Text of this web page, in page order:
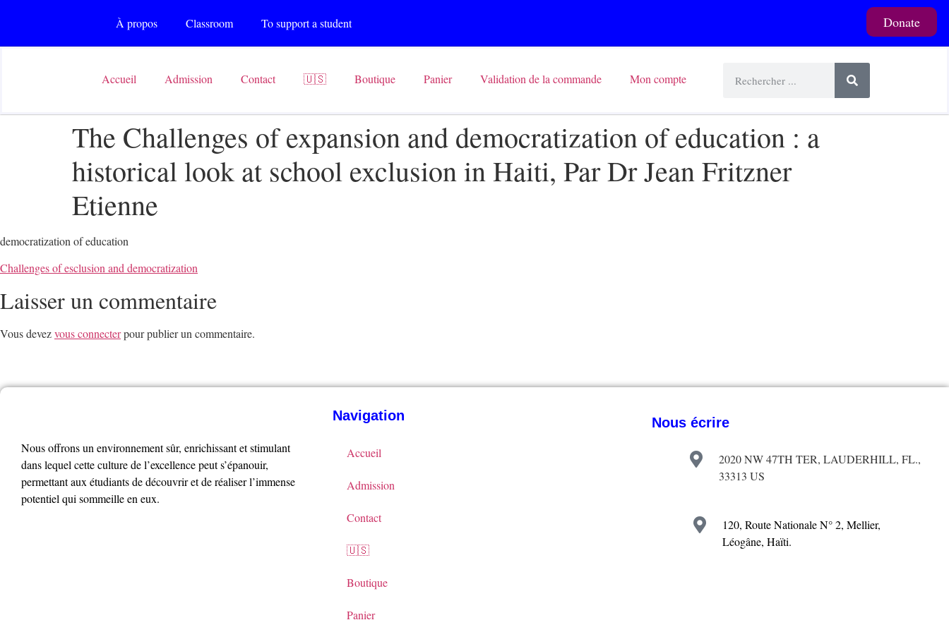
À propos Classroom To support a student Donate
Accueil Admission Contact 🇺🇸 Boutique Panier Validation de la commande Mon compte
The Challenges of expansion and democratization of education : a
historical look at school exclusion in Haiti, Par Dr Jean Fritzner
Etienne
democratization of education
Challenges of esclusion and democratization
Laisser un commentaire
Vous devezvous connecterpour publier un commentaire.
Nous offrons un environnement sûr, enrichissant et stimulant
dans lequel cette culture de l’excellence peut s’épanouir,
permettant aux étudiants de découvrir et de réaliser l’immense
potentiel qui sommeille en eux.
Navigation
Accueil
Admission
Contact
🇺🇸
Boutique
Panier
Nous écrire
2020 NW 47TH TER, LAUDERHILL, FL.,
33313 US
120, Route Nationale N° 2, Mellier,
Léogâne, Haïti.